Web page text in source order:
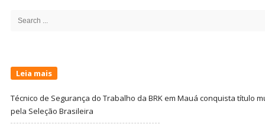
Search
Leia mais
Técnico de Segurança do Trabalho da BRK em Mauá conquista título
pela Seleção Brasileira